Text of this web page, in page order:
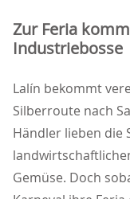
Zur Feria
Industriebosse
Lalín bekommt
Silberroute nach
Händler lieben die
Gemüse. Doch